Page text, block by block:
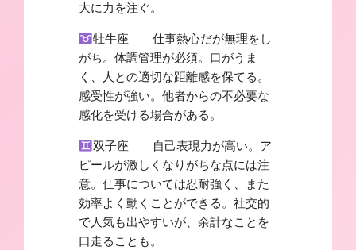
大に力を注ぐ。
牡牛座 仕事熱心だが無理をし
がち。体調管理が必須。口がうま
く、人との適切な距離感を保てる。
感受性が強い。他者からの不必要な
感化を受ける場合がある。
双子座 自己表現力が高い。ア
ピールが激しくなりがちな点には注
意。仕事については忍耐強く、また
効率よく動くことができる。社交的
で人気も出やすいが、余計なことを
口走ることも。